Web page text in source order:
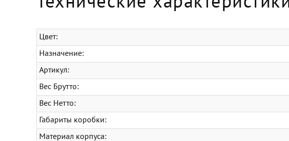
Цвет:
Назначение:
Артикул:
Вес Брутто:
Вес Нетто:
Габариты коробки:
Материал корпуса: